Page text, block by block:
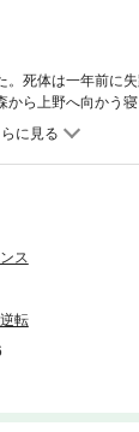
。死体は一年前に
から上野へ向かう
して死体からは帝
（ソウ）と美緒（
アリバイ崩しの力
ス
転